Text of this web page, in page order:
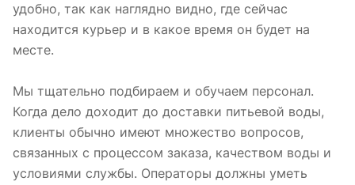
удобно, так как наглядно видно, где сейчас
находится курьер и в какое время он будет на
месте.
Мы тщательно подбираем и обучаем персонал.
Когда дело доходит до доставки питьевой воды,
клиенты обычно имеют множество вопросов,
связанных с процессом заказа, качеством воды и
условиями службы. Операторы должны уметь